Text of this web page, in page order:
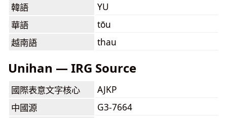
韓語
YU
華語
tōu
越南語
thau
Unihan — IRG Source
國際表意文字核心
AJKP
中國源
G3-7664